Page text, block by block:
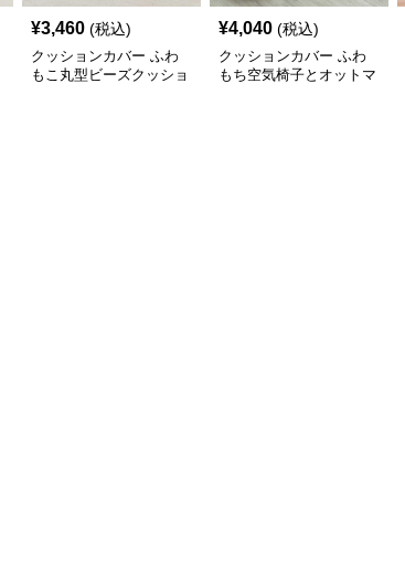
¥3,460 (税込)
クッションカバー ふわ
もこ丸型ビーズクッショ
¥4,040 (税込)
クッションカバー ふわ
もち空気椅子とオットマ